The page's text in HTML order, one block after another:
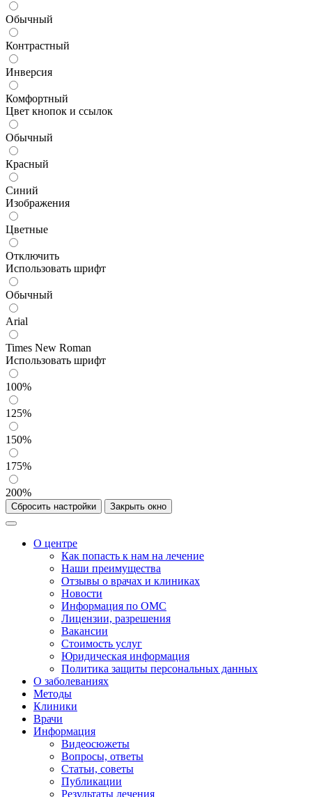
Обычный
Контрастный
Инверсия
Комфортный
Цвет кнопок и ссылок
Обычный
Красный
Синий
Изображения
Цветные
Отключить
Использовать шрифт
Обычный
Arial
Times New Roman
Использовать шрифт
100%
125%
150%
175%
200%
Сбросить настройки Закрыть окно
О центре
Как попасть к нам на лечение
Наши преимущества
Отзывы о врачах и клиниках
Новости
Информация по ОМС
Лицензии, разрешения
Вакансии
Стоимость услуг
Юридическая информация
Политика защиты персональных данных
О заболеваниях
Методы
Клиники
Врачи
Информация
Видеосюжеты
Вопросы, ответы
Статьи, советы
Публикации
Результаты лечения